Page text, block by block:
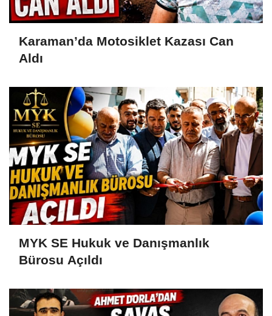
Karaman’da Motosiklet Kazası Can
Aldı
MYK SE Hukuk ve Danışmanlık
Bürosu Açıldı